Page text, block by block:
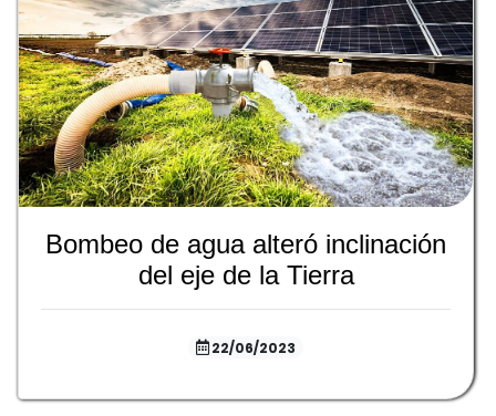
Bombeo de agua alteró inclinación
del eje de la Tierra
22/06/2023